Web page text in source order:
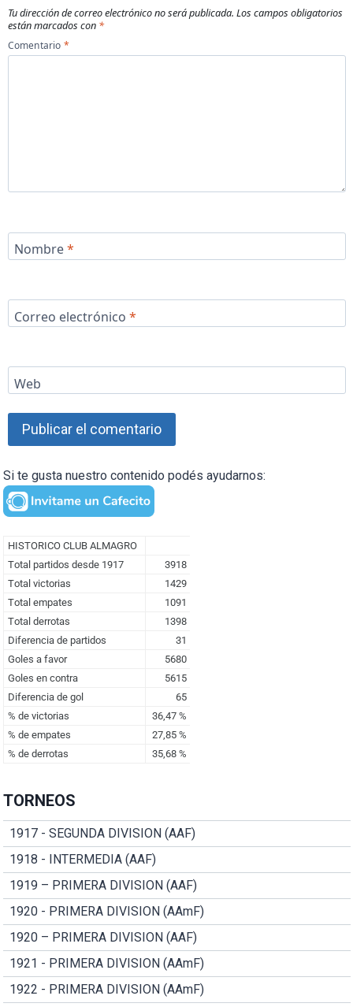
Tu dirección de correo electrónico no será publicada. Los campos obligatorios
están marcados con *
Comentario *
Nombre*
Correo electrónico *
Web
Si te gusta nuestro contenido podés ayudarnos:
TORNEOS
1917 - SEGUNDA DIVISION (AAF)
1918 - INTERMEDIA (AAF)
1919 – PRIMERA DIVISION (AAF)
1920 - PRIMERA DIVISION (AAmF)
1920 – PRIMERA DIVISION (AAF)
1921 - PRIMERA DIVISION (AAmF)
1922 - PRIMERA DIVISION (AAmF)